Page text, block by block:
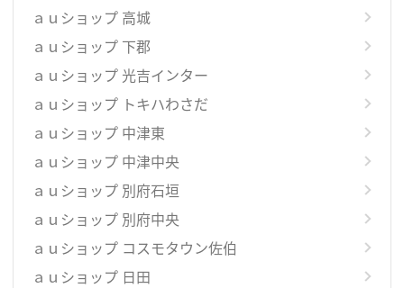
ａｕショップ 高城
ａｕショップ 下郡
ａｕショップ 光吉インター
ａｕショップ トキハわさだ
ａｕショップ 中津東
ａｕショップ 中津中央
ａｕショップ 別府石垣
ａｕショップ 別府中央
ａｕショップ コスモタウン佐伯
ａｕショップ 日田